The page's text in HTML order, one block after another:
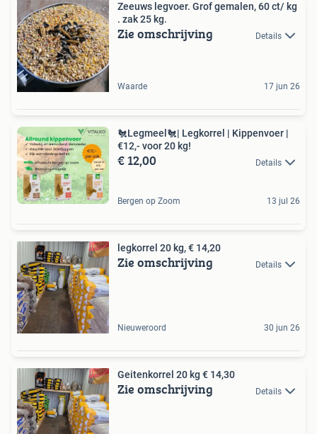
Zeeuws legvoer. Grof gemalen, 60 ct/ kg
. zak 25 kg.
Zie omschrijving Details
Waarde 17 jun 26
🐔Legmeel🐔| Legkorrel | Kippenvoer |
€12,- voor 20 kg!
€ 12,00 Details
Bergen op Zoom 13 jul 26
legkorrel 20 kg, € 14,20
Zie omschrijving Details
Nieuweroord 30 jun 26
Geitenkorrel 20 kg € 14,30
Zie omschrijving Details